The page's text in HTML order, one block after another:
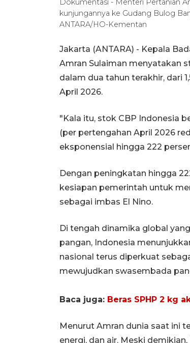
Dokumentasi - Menteri Pertanian
kunjungannya ke Gudang Bulog
ANTARA/HO-Kementan
Jakarta (ANTARA) - Kepala
Amran Sulaiman menyatakan
dalam dua tahun terakhir, dari
April 2026.
"Kala itu, stok CBP Indonesia
(per pertengahan April 2026
eksponensial hingga 222
Dengan peningkatan hingga
kesiapan pemerintah untuk
sebagai imbas El Nino.
Di tengah dinamika global
pangan, Indonesia
nasional terus diperkuat
mewujudkan swasembada
Baca juga: Beras SPHP 2 kg
Menurut Amran dunia saat ini
energi, dan air. Meski